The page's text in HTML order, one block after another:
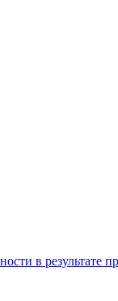
в результате